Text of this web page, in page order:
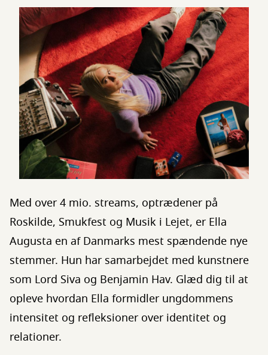
Med over 4 mio. streams, optrædener på
Roskilde, Smukfest og Musik i Lejet, er Ella
Augusta en af Danmarks mest spændende nye
stemmer. Hun har samarbejdet med kunstnere
som Lord Siva og Benjamin Hav. Glæd dig til at
opleve hvordan Ella formidler ungdommens
intensitet og refleksioner over identitet og
relationer.